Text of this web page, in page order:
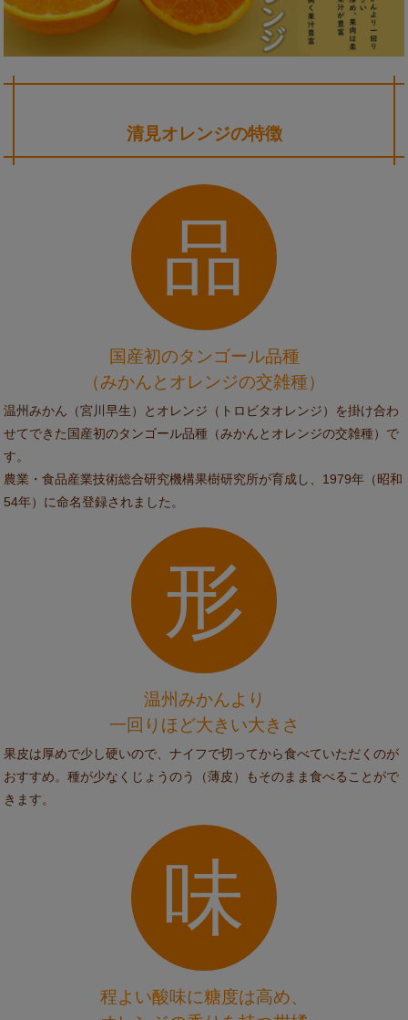
清見オレンジの特徴
品
国産初のタンゴール品種
（みかんとオレンジの交雑種）
温州みかん（宮川早生）とオレンジ（トロビタオレンジ）を掛け合わ
せてできた国産初のタンゴール品種（みかんとオレンジの交雑種）で
す。
農業・食品産業技術総合研究機構果樹研究所が育成し、1979年（昭和
54年）に命名登録されました。
形
温州みかんより
一回りほど大きい大きさ
果皮は厚めで少し硬いので、ナイフで切ってから食べていただくのが
おすすめ。種が少なくじょうのう（薄皮）もそのまま食べることがで
きます。
味
程よい酸味に糖度は高め、